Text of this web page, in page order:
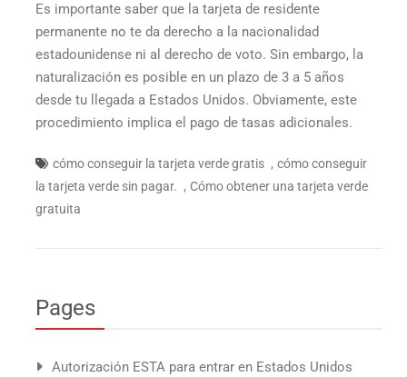
Es importante saber que la tarjeta de residente
permanente no te da derecho a la nacionalidad
estadounidense ni al derecho de voto. Sin embargo, la
naturalización es posible en un plazo de 3 a 5 años
desde tu llegada a Estados Unidos. Obviamente, este
procedimiento implica el pago de tasas adicionales.
cómo conseguir la tarjeta verde gratis , cómo conseguir
la tarjeta verde sin pagar. , Cómo obtener una tarjeta verde
gratuita
Pages
Autorización ESTA para entrar en Estados Unidos